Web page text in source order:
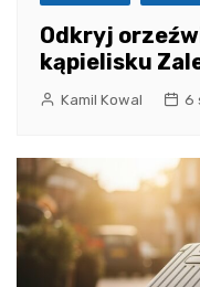
Odkryj
kąpielisku
Kamil Kowal 6